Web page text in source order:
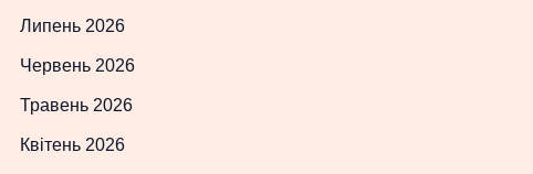
Липень 2026
Червень 2026
Травень 2026
Квітень 2026